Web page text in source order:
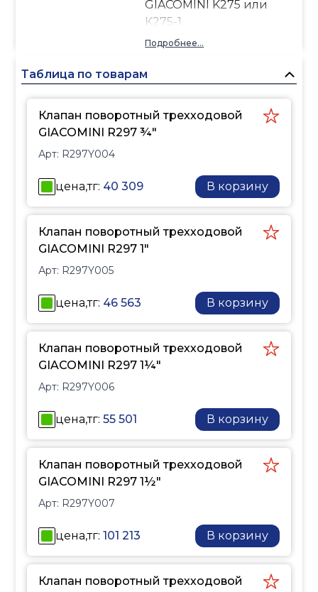
GIACOMINI K275 или
K275-1.
Подробнее...
Таблица по товарам
Клапан поворотный трехходовой
GIACOMINI R297 ¾"
Арт: R297Y004
цена,тг: 40 309 В корзину
Клапан поворотный трехходовой
GIACOMINI R297 1"
Арт: R297Y005
цена,тг: 46 563 В корзину
Клапан поворотный трехходовой
GIACOMINI R297 1¼"
Арт: R297Y006
цена,тг:55 501 В корзину
Клапан поворотный трехходовой
GIACOMINI R297 1½"
Арт: R297Y007
цена,тг:101 213 В корзину
Клапан поворотный трехходовой